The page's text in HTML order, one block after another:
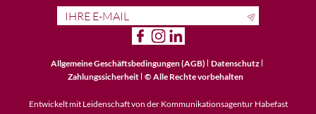
Allgemeine Geschäftsbedingungen (AGB) Datenschutz
Zahlungssicherheit © Alle Rechte vorbehalten
Entwickelt mit Leidenschaft von der Kommunikationsagentur Habefast